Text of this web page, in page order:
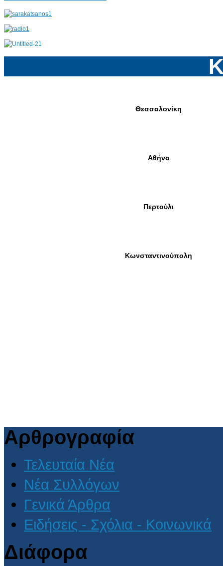
Αρθρογραφία
Τελευταία Νέα
Νέα Συλλόγων
Γενικά Άρθρα
Ειδήσεις - Σχόλια - Κοινωνικά
Διάφορα